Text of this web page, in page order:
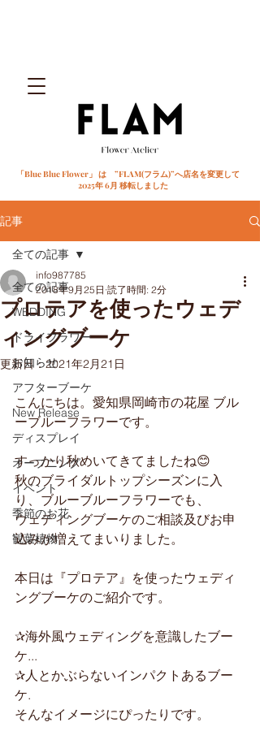
「Blue Blue Flower」 は ”FLAM(フラム)”へ店名を変更して
2025年 6月 移転しました
記事
全ての記事
WEDDING
ドライフラワー
お知らせ
アフターブーケ
New Release
ディスプレイ
オープニング
イベント
季節のお花
観葉植物
全ての記事
プロテアを使ったウェデ
ィングブーケ
info987785
2018年9月25日 読了時間: 2分
更新日：2021年2月21日
こんにちは。愛知県岡崎市の花屋 ブル
ーブルーフラワーです。
すっかり秋めいてきてましたね😊
秋のブライダルトップシーズンに入
り、ブルーブルーフラワーでも、
ウェディングブーケのご相談及びお申
込みが増えてまいりました。
本日は『プロテア』を使ったウェディ
ングブーケのご紹介です。
✰海外風ウェディングを意識したブー
ケ...
✰人とかぶらないインパクトあるブー
ケ.
そんなイメージにぴったりです。